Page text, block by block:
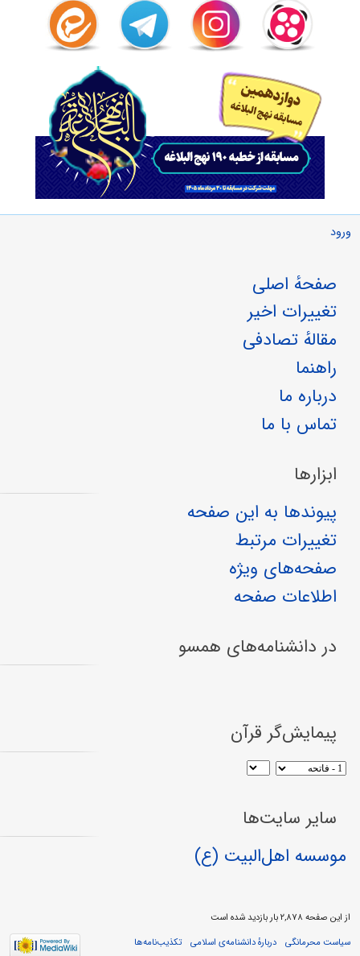
ورود
صفحهٔ اصلی
تغییرات اخیر
مقالهٔ تصادفی
راهنما
درباره ما
تماس با ما
ابزارها
پیوندها به این صفحه
تغییرات مرتبط
صفحه‌های ویژه
اطلاعات صفحه
در دانشنامه‌های همسو
پیمایش‌گر قرآن
سایر سایت‌ها
موسسه اهل‌البیت (ع)
از این صفحه ۲,۸۷۸ بار بازدید شده است
سیاست محرمانگی
دربارهٔ دانشنامه‌ی اسلامی تکذیب‌نامه‌ها